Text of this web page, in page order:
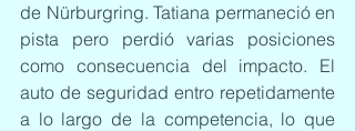
de Nürburgring. Tatiana permaneció en
pista pero perdió varias posiciones
como consecuencia del impacto. El
auto de seguridad entro repetidamente
a lo largo de la competencia, lo que